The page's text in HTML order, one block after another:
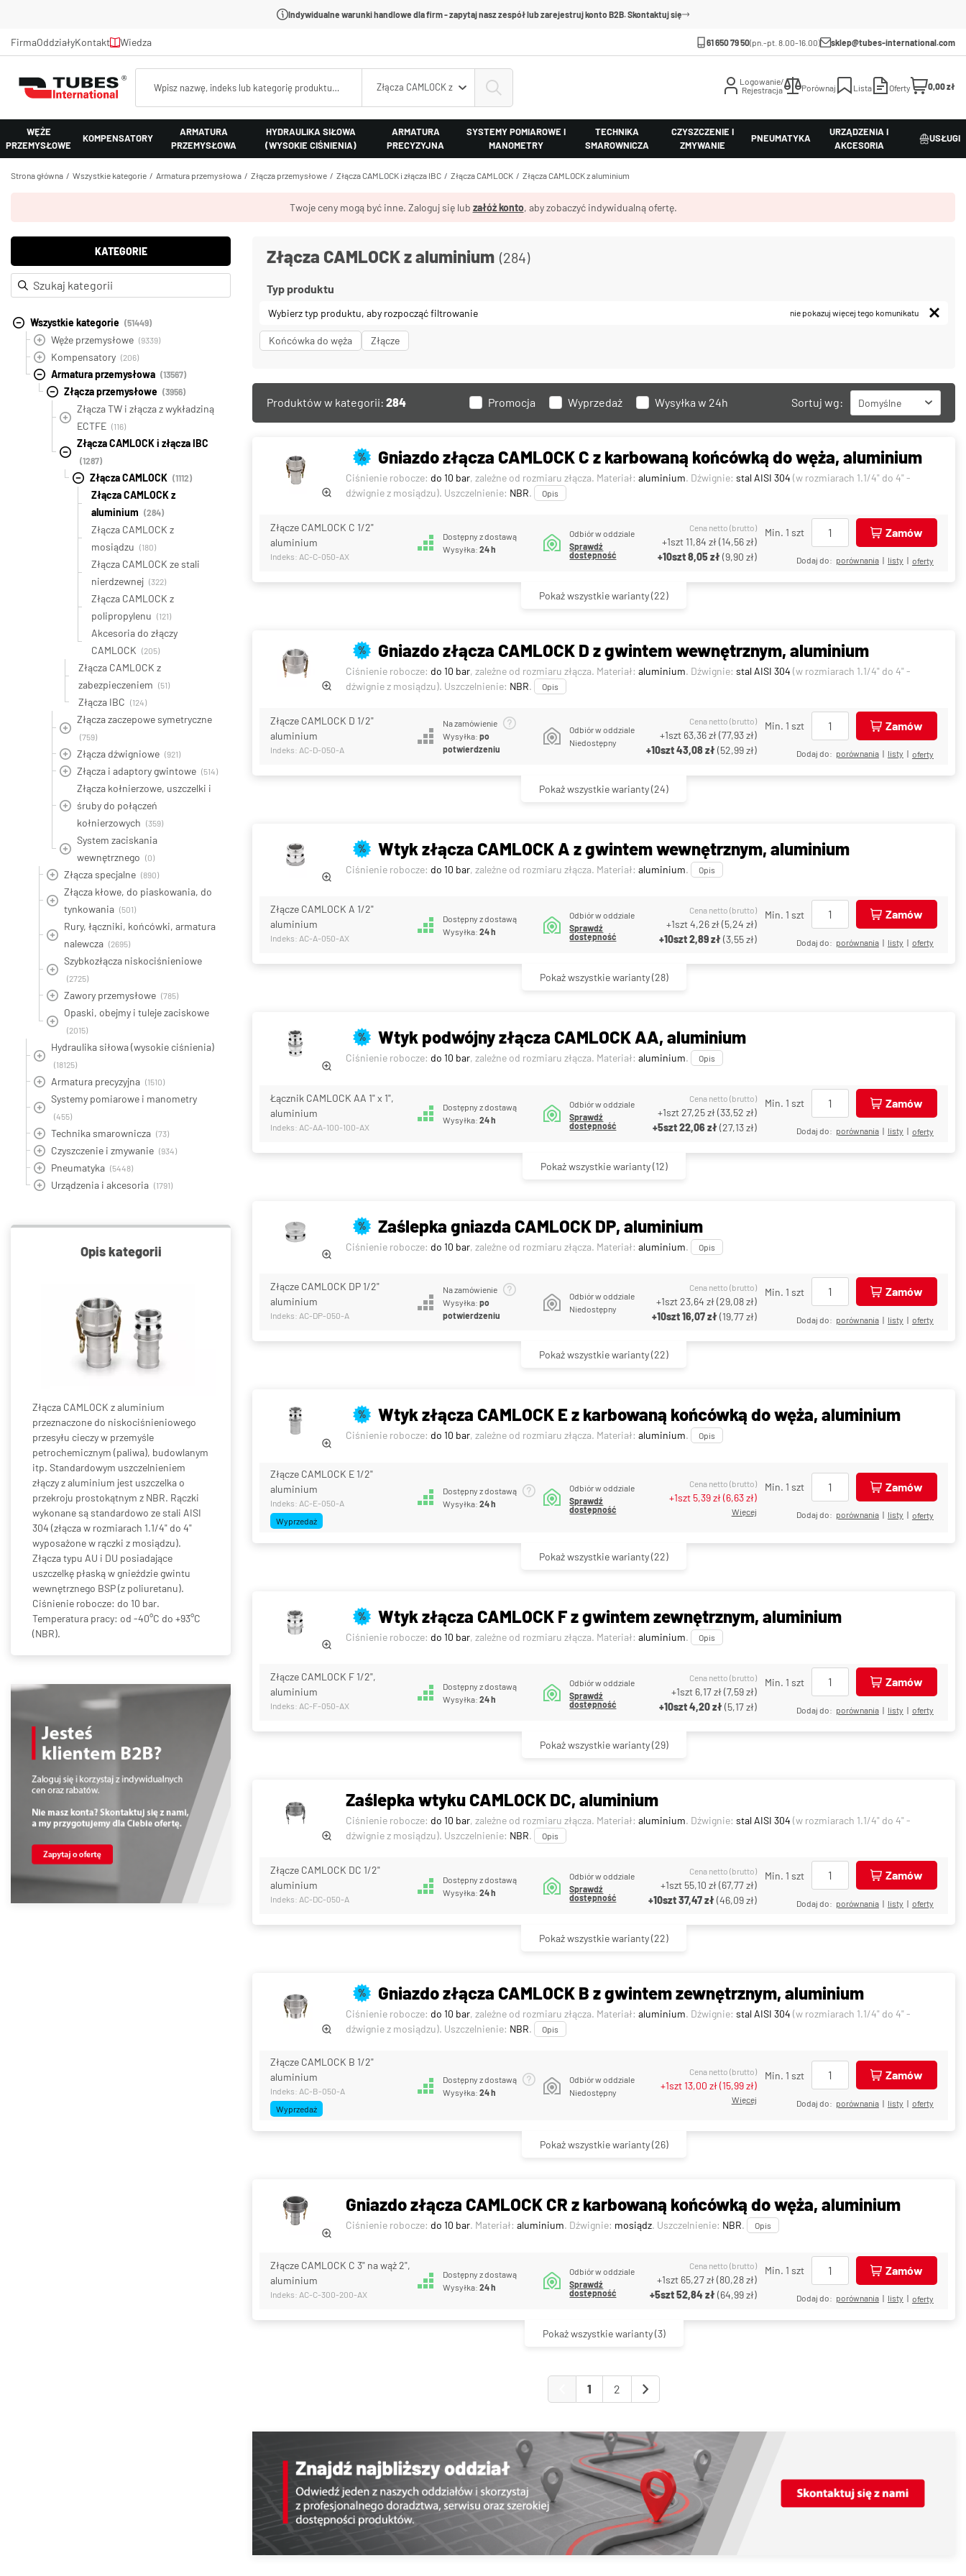
Indywidualne warunki handlowe dla firm - zapytaj nasz zespół lub zarejestruj konto B2B. Skontaktuj się
FirmaOddziałyKontakt Wiedza 61 650 79 50(pn.-pt. 8.00-16.00) sklep@tubes-international.com
Złącza CAMLOCK z aluminium
Logowanie/
Rejestracja
Porównaj Lista Oferty 0,00 zł
WĘŻE
PRZEMYSŁOWE
KOMPENSATORY
ARMATURA
PRZEMYSŁOWA
HYDRAULIKA SIŁOWA
(WYSOKIE CIŚNIENIA)
ARMATURA
PRECYZYJNA
SYSTEMY POMIAROWE I
MANOMETRY
TECHNIKA
SMAROWNICZA
CZYSZCZENIE I
ZMYWANIE
PNEUMATYKA
URZĄDZENIA I
AKCESORIA
USŁUGI
Strona główna Wszystkie kategorie Armatura przemysłowa Złącza przemysłowe Złącza CAMLOCK i złącza IBC Złącza CAMLOCK Złącza CAMLOCK z aluminium
Twoje ceny mogą być inne. Zaloguj się lub załóż konto, aby zobaczyć indywidualną ofertę.
KATEGORIE
Wszystkie kategorie (51449)
Węże przemysłowe (9339)
Kompensatory (206)
Armatura przemysłowa (13567)
Złącza przemysłowe (3956)
Złącza TW i złącza z wykładziną
ECTFE (116)
Złącza CAMLOCK i złącza IBC
(1287)
Złącza CAMLOCK (1112)
Złącza CAMLOCK z
aluminium (284)
Złącza CAMLOCK z
mosiądzu (180)
Złącza CAMLOCK ze stali
nierdzewnej (322)
Złącza CAMLOCK z
polipropylenu (121)
Akcesoria do złączy
CAMLOCK (205)
Złącza CAMLOCK z
zabezpieczeniem (51)
Złącza IBC (124)
Złącza zaczepowe symetryczne
(759)
Złącza dźwigniowe (921)
Złącza i adaptory gwintowe (514)
Złącza kołnierzowe, uszczelki i
śruby do połączeń
kołnierzowych (359)
System zaciskania
wewnętrznego (0)
Złącza specjalne (890)
Złącza kłowe, do piaskowania, do
tynkowania (501)
Rury, łączniki, końcówki, armatura
nalewcza (2695)
Szybkozłącza niskociśnieniowe
(2725)
Zawory przemysłowe (785)
Opaski, obejmy i tuleje zaciskowe
(2015)
Hydraulika siłowa (wysokie ciśnienia)
(18125)
Armatura precyzyjna (1510)
Systemy pomiarowe i manometry
(455)
Technika smarownicza (73)
Czyszczenie i zmywanie (934)
Pneumatyka (5448)
Urządzenia i akcesoria (1791)
Opis kategorii
Złącza CAMLOCK z aluminium
przeznaczone do niskociśnieniowego
przesyłu cieczy w przemyśle
petrochemicznym (paliwa), budowlanym
itp. Standardowym uszczelnieniem
złączy z aluminium jest uszczelka o
przekroju prostokątnym z NBR. Rączki
wykonane są standardowo ze stali AISI
304 (złącza w rozmiarach 1.1/4" do 4"
wyposażone w rączki z mosiądzu).
Złącza typu AU i DU posiadające
uszczelkę płaską w gnieździe gwintu
wewnętrznego BSP (z poliuretanu).
Ciśnienie robocze: do 10 bar.
Temperatura pracy: od -40°C do +93°C
(NBR).
Złącza CAMLOCK z aluminium (284)
Typ produktu
Wybierz typ produktu, aby rozpocząć filtrowanie nie pokazuj więcej tego komunikatu
Końcówka do węża Złącze
Produktów w kategorii: 284 Promocja Wyprzedaż Wysyłka w 24h Sortuj wg: Domyślne
% Gniazdo złącza CAMLOCK C z karbowaną końcówką do węża, aluminium
Ciśnienie robocze: do 10 bar, zależne od rozmiaru złącza. Materiał: aluminium. Dźwignie: stal AISI 304 (w rozmiarach 1.1/4" do 4" -
dźwignie z mosiądzu). Uszczelnienie: NBR. Opis
Złącze CAMLOCK C 1/2"
aluminium
Indeks: AC-C-050-AX
Dostępny z dostawą
Wysyłka:24 h
Odbiór w oddziale
Sprawdź
dostępność
Cena netto (brutto)
+1szt 11,84 zł(14,56 zł)
+10szt8,05 zł(9,90 zł)
Min. 1 szt Zamów
Dodaj do: porównania | listy | oferty
Pokaż wszystkie warianty(22)
% Gniazdo złącza CAMLOCK D z gwintem wewnętrznym, aluminium
Ciśnienie robocze: do 10 bar, zależne od rozmiaru złącza. Materiał: aluminium. Dźwignie: stal AISI 304 (w rozmiarach 1.1/4" do 4" -
dźwignie z mosiądzu). Uszczelnienie: NBR. Opis
Złącze CAMLOCK D 1/2"
aluminium
Indeks: AC-D-050-A
Na zamówienie
Wysyłka:po
potwierdzeniu
Odbiór w oddziale
Niedostępny
Cena netto (brutto)
+1szt 63,36 zł(77,93 zł)
+10szt43,08 zł(52,99 zł)
Min. 1 szt Zamów
Dodaj do: porównania | listy | oferty
Pokaż wszystkie warianty(24)
% Wtyk złącza CAMLOCK A z gwintem wewnętrznym, aluminium
Ciśnienie robocze: do 10 bar, zależne od rozmiaru złącza. Materiał: aluminium. Opis
Złącze CAMLOCK A 1/2"
aluminium
Indeks: AC-A-050-AX
Dostępny z dostawą
Wysyłka:24 h
Odbiór w oddziale
Sprawdź
dostępność
Cena netto (brutto)
+1szt4,26 zł(5,24 zł)
+10szt2,89 zł(3,55 zł)
Min. 1 szt Zamów
Dodaj do: porównania | listy | oferty
Pokaż wszystkie warianty(28)
% Wtyk podwójny złącza CAMLOCK AA, aluminium
Ciśnienie robocze: do 10 bar, zależne od rozmiaru złącza. Materiał: aluminium. Opis
Łącznik CAMLOCK AA 1" x 1",
aluminium
Indeks: AC-AA-100-100-AX
Dostępny z dostawą
Wysyłka:24 h
Odbiór w oddziale
Sprawdź
dostępność
Cena netto (brutto)
+1szt27,25 zł(33,52 zł)
+5szt22,06 zł(27,13 zł)
Min. 1 szt Zamów
Dodaj do: porównania | listy | oferty
Pokaż wszystkie warianty(12)
% Zaślepka gniazda CAMLOCK DP, aluminium
Ciśnienie robocze: do 10 bar, zależne od rozmiaru złącza. Materiał: aluminium. Opis
Złącze CAMLOCK DP 1/2"
aluminium
Indeks: AC-DP-050-A
Na zamówienie
Wysyłka:po
potwierdzeniu
Odbiór w oddziale
Niedostępny
Cena netto (brutto)
+1szt23,64 zł(29,08 zł)
+10szt16,07 zł(19,77 zł)
Min. 1 szt Zamów
Dodaj do: porównania | listy | oferty
Pokaż wszystkie warianty(22)
% Wtyk złącza CAMLOCK E z karbowaną końcówką do węża, aluminium
Ciśnienie robocze: do 10 bar, zależne od rozmiaru złącza. Materiał: aluminium. Opis
Złącze CAMLOCK E 1/2"
aluminium
Indeks: AC-E-050-A
Wyprzedaż
Dostępny z dostawą
Wysyłka:24 h
Odbiór w oddziale
Sprawdź
dostępność
Cena netto (brutto)
+1szt 5,39 zł(6,63 zł)
Więcej
Min. 1 szt Zamów
Dodaj do: porównania | listy | oferty
Pokaż wszystkie warianty(22)
% Wtyk złącza CAMLOCK F z gwintem zewnętrznym, aluminium
Ciśnienie robocze: do 10 bar, zależne od rozmiaru złącza. Materiał: aluminium. Opis
Złącze CAMLOCK F 1/2",
aluminium
Indeks: AC-F-050-AX
Dostępny z dostawą
Wysyłka:24 h
Odbiór w oddziale
Sprawdź
dostępność
Cena netto (brutto)
+1szt 6,17 zł(7,59 zł)
+10szt4,20 zł(5,17 zł)
Min. 1 szt Zamów
Dodaj do: porównania | listy | oferty
Pokaż wszystkie warianty(29)
Zaślepka wtyku CAMLOCK DC, aluminium
Ciśnienie robocze: do 10 bar, zależne od rozmiaru złącza. Materiał: aluminium. Dźwignie: stal AISI 304 (w rozmiarach 1.1/4" do 4" -
dźwignie z mosiądzu). Uszczelnienie: NBR. Opis
Złącze CAMLOCK DC 1/2"
aluminium
Indeks: AC-DC-050-A
Dostępny z dostawą
Wysyłka:24 h
Odbiór w oddziale
Sprawdź
dostępność
Cena netto (brutto)
+1szt 55,10 zł(67,77 zł)
+10szt37,47 zł(46,09 zł)
Min. 1 szt Zamów
Dodaj do: porównania | listy | oferty
Pokaż wszystkie warianty(22)
% Gniazdo złącza CAMLOCK B z gwintem zewnętrznym, aluminium
Ciśnienie robocze: do 10 bar, zależne od rozmiaru złącza. Materiał: aluminium. Dźwignie: stal AISI 304 (w rozmiarach 1.1/4" do 4" -
dźwignie z mosiądzu). Uszczelnienie: NBR. Opis
Złącze CAMLOCK B 1/2"
aluminium
Indeks: AC-B-050-A
Wyprzedaż
Dostępny z dostawą
Wysyłka:24 h
Odbiór w oddziale
Niedostępny
Cena netto (brutto)
+1szt13,00 zł(15,99 zł)
Więcej
Min. 1 szt Zamów
Dodaj do: porównania | listy | oferty
Pokaż wszystkie warianty(26)
Gniazdo złącza CAMLOCK CR z karbowaną końcówką do węża, aluminium
Ciśnienie robocze: do 10 bar. Materiał: aluminium. Dźwignie: mosiądz. Uszczelnienie: NBR. Opis
Złącze CAMLOCK C 3" na wąż 2",
aluminium
Indeks: AC-C-300-200-AX
Dostępny z dostawą
Wysyłka:24 h
Odbiór w oddziale
Sprawdź
dostępność
Cena netto (brutto)
+1szt 65,27 zł(80,28 zł)
+5szt52,84 zł(64,99 zł)
Min. 1 szt Zamów
Dodaj do: porównania | listy | oferty
Pokaż wszystkie warianty(3)
1 2